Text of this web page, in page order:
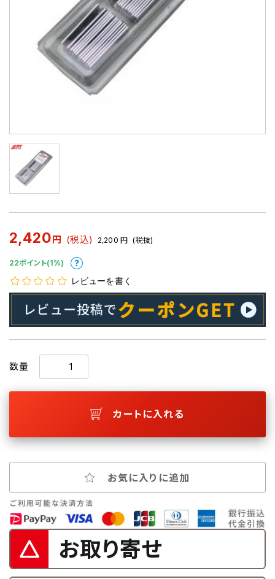
2,420 円 (税込) 2,200 円 (税抜)
22ポイント(1%)
レビューを書く
数量
カートに入れる
お気に入りに追加
お取り寄せ